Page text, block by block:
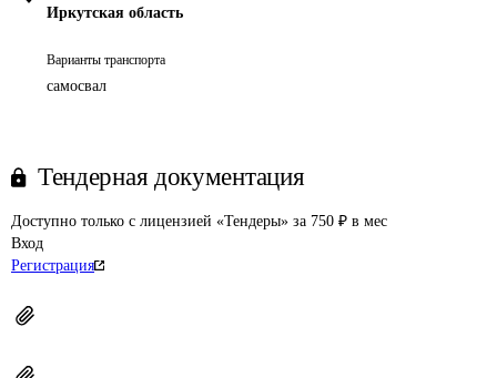
Иркутская область
Варианты транспорта
самосвал
Тендерная документация
Доступно только с лицензией «Тендеры» за 750 ₽ в мес
Вход
Регистрация